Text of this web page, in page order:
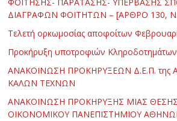
ΦΟΙΤΗΣΗΣ- ΠΑΡΑΤΑΣΗΣ- ΥΠΕΡΒΑΣΗΣ
ΔΙΑΓΡΑΦΩΝ ΦΟΙΤΗΤΩΝ – [ΑΡΘΡΟ 130,
Τελετή ορκωμοσίας αποφοίτων
Προκήρυξη υποτροφιών
ΑΝΑΚΟΙΝΩΣΗ ΠΡΟΚΗΡΥΞΕΩΝ Δ.Ε.Π. της
ΚΑΛΩΝ ΤΕΧΝΩΝ
ΑΝΑΚΟΙΝΩΣΗ ΠΡΟΚΗΡΥΞΗΣ ΜΙΑΣ
ΟΙΚΟΝΟΜΙΚΟΥ ΠΑΝΕΠΙΣΤΗΜΙΟΥ